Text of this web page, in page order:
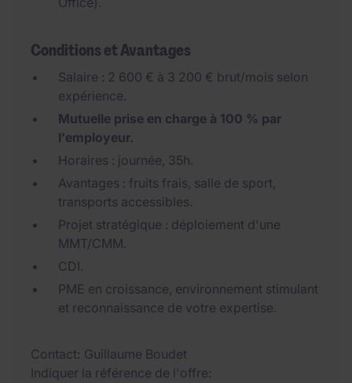
Conditions et Avantages
Salaire : 2 600 € à 3 200 € brut/mois selon
expérience.
Mutuelle prise en charge à 100 % par
l'employeur.
Horaires : journée, 35h.
Avantages : fruits frais, salle de sport,
transports accessibles.
Projet stratégique : déploiement d'une
MMT/CMM.
CDI.
PME en croissance, environnement stimulant
et reconnaissance de votre expertise.
Contact Guillaume Boudet
Indiquer la référence de l'offre